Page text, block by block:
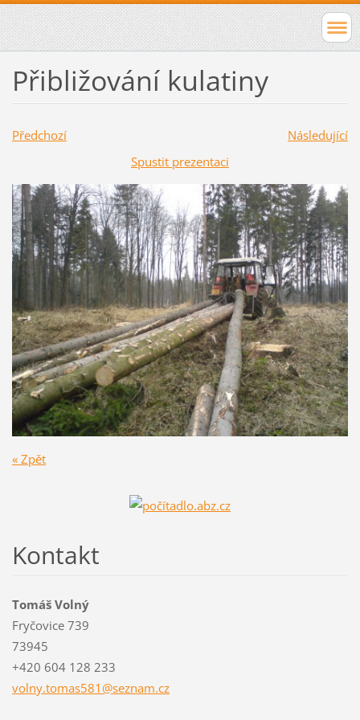
Přibližování kulatiny
Předchozí
Následující
Spustit prezentaci
« Zpět
Kontakt
Tomáš Volný
Fryčovice 739
73945
+420 604 128 233
volny.tomas581@seznam.cz